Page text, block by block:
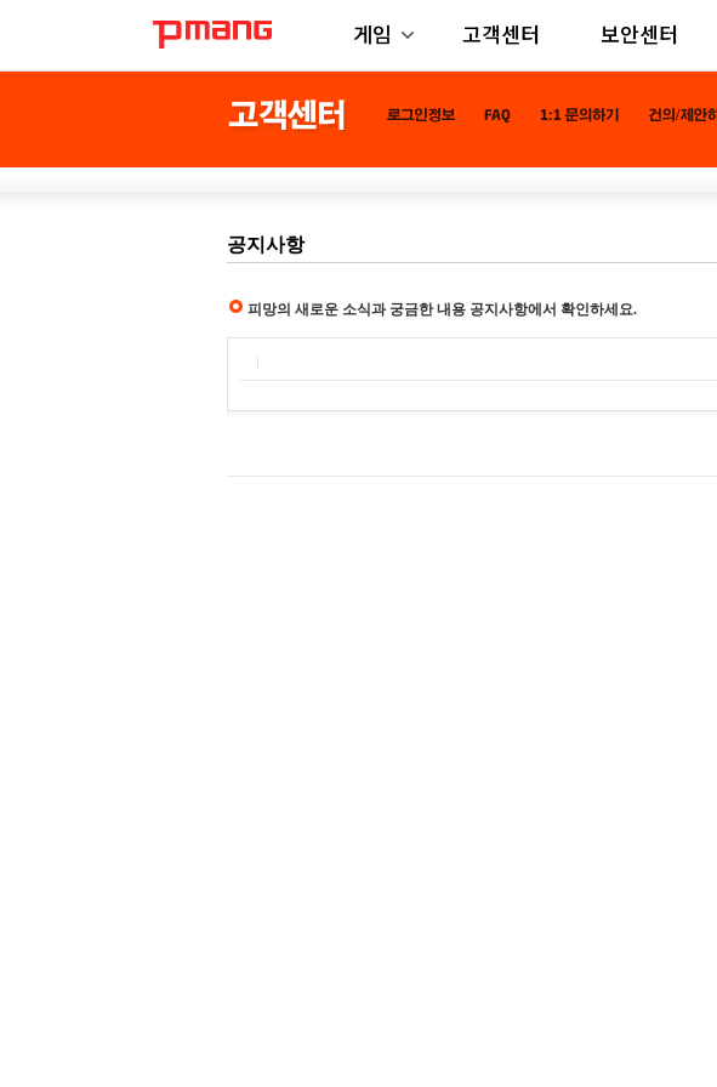
게임 고객센터 보안센터
공지사항
피망의 새로운 소식과 궁금한 내용 공지사항에서 확인하세요.